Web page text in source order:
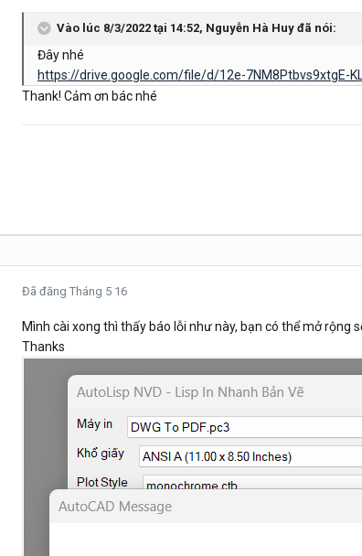
Vào lúc 8/3/2022 tại 14:52, Nguyễn Hà Huy đã nói:
Đây nhé
https://drive.google.com/file/d/12e-7NM8Ptbvs9xtgE-
Thank! Cảm ơn bác nhé
Đã đăng Tháng 5 16
Mình cài xong thì thấy báo lỗi như này, bạn có thể mở rộng
Thanks